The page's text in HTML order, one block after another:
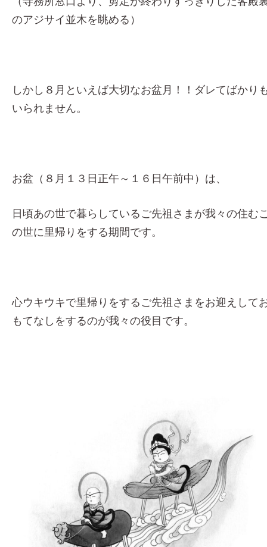
のアジサイ並木を眺める）
しかし８月といえば大切なお盆月！！ダレてばかり
いられません。
お盆（８月１３日正午～１６日午前中）は、
日頃あの世で暮らしているご先祖さまが我々の住む
の世に里帰りをする期間です。
心ウキウキで里帰りをするご先祖さまをお迎えして
もてなしをするのが我々の役目です。